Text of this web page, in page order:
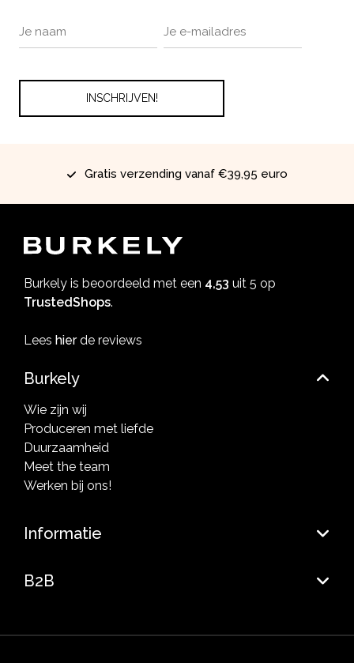
Gratis verzending vanaf €39,95 euro
Burkely is beoordeeld met een 4,53 uit 5 op
TrustedShops.
Lees hierde reviews
Burkely
Wie zijn wij
Produceren met liefde
Duurzaamheid
Meet the team
Werken bij ons!
Informatie
B2B